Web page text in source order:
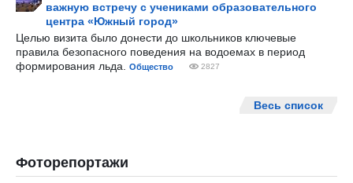
важную встречу с учениками образовательного
центра «Южный город»
Целью визита было донести до школьников ключевые
правила безопасного поведения на водоемах в период
формирования льда.
Общество 2827
Весь список
Фоторепортажи